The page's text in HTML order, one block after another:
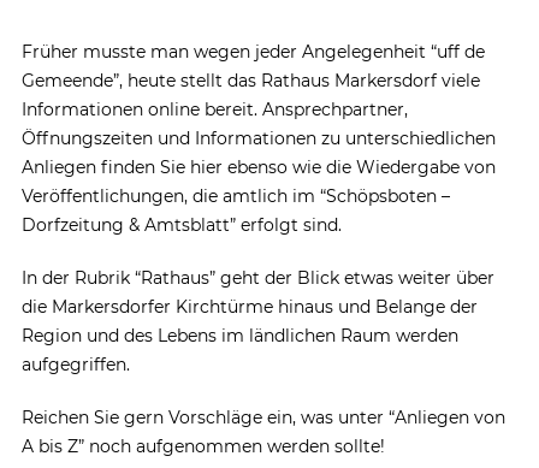
Früher musste man wegen jeder Angelegenheit “uff de
Gemeende”, heute stellt das Rathaus Markersdorf viele
Informationen online bereit. Ansprechpartner,
Öffnungszeiten und Informationen zu unterschiedlichen
Anliegen finden Sie hier ebenso wie die Wiedergabe von
Veröffentlichungen, die amtlich im “Schöpsboten –
Dorfzeitung & Amtsblatt” erfolgt sind.
In der Rubrik “Rathaus” geht der Blick etwas weiter über
die Markersdorfer Kirchtürme hinaus und Belange der
Region und des Lebens im ländlichen Raum werden
aufgegriffen.
Reichen Sie gern Vorschläge ein, was unter “Anliegen von
A bis Z” noch aufgenommen werden sollte!